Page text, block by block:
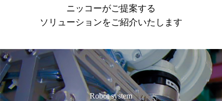
ニッコーがご提案する
ソリューションをご紹介いたします
Robot system